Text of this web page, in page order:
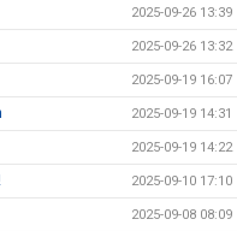
2025-09-26 13:39
2025-09-26 13:32
2025-09-19 16:07
2025-09-19 14:31
2025-09-19 14:22
2025-09-10 17:10
2025-09-08 08:09